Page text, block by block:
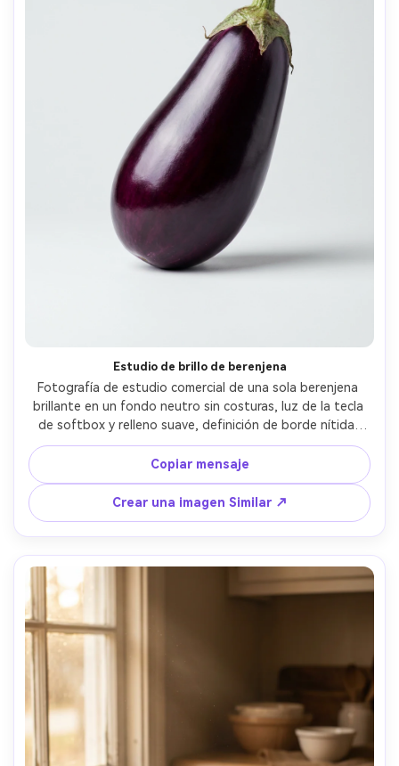
Estudio de brillo de berenjena
Fotografía de estudio comercial de una sola berenjena
brillante en un fondo neutro sin costuras, luz de la tecla
de softbox y relleno suave, definición de borde nítida,
resaltados morados realistas, sombra mínima, tomada en
la apariencia de la lente de 70 mm, ultra-realista, limpia
Estilo de foto del producto de comercio electrónico- -ar
4:5
Copiar mensaje
Crear una imagen Similar ↗